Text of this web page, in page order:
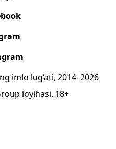
imlo lug‘ati, 2014–2026
loyihasi. 18+